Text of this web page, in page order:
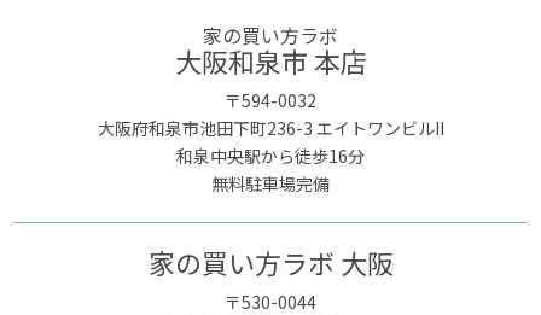
家の買い方ラボ
大阪和泉市 本店
〒594-0032
大阪府和泉市池田下町236-3 エイトワンビルII
和泉中央駅から徒歩16分
無料駐車場完備
家の買い方ラボ 大阪
〒530-0044